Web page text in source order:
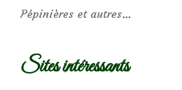
Pépinières et autres…
Sites intéressants